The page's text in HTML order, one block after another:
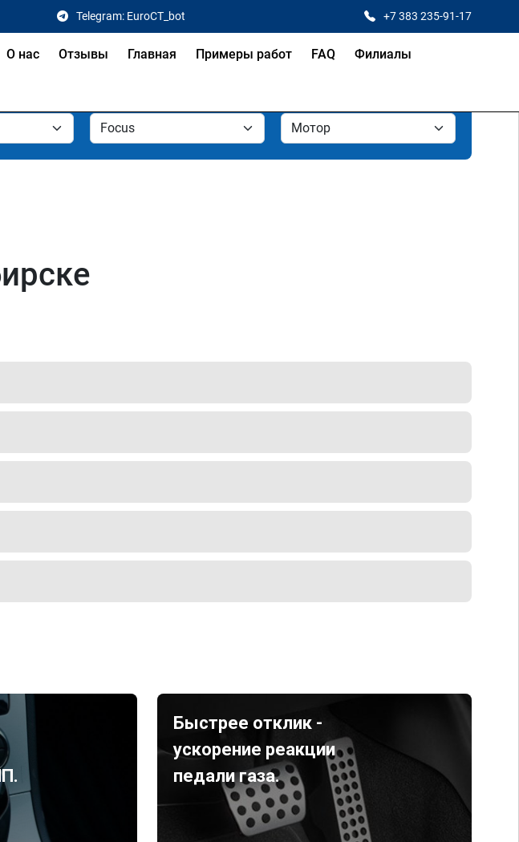
Telegram: EuroCT_bot +7 383 235-91-17
О нас Отзывы Главная Примеры работ FAQ Филиалы
Быстрее отклик -
ускорение реакции
педали газа.